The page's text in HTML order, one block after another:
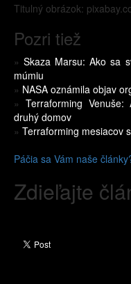
Titulný obrázok:
Pozri tiež
»Skaza Marsu: Ako sa
múmiu
» NASA oznámila objav
» Terraforming
druhý domov
» Terraforming mesiacov
Páčia sa Vám naše
Zdieľajte